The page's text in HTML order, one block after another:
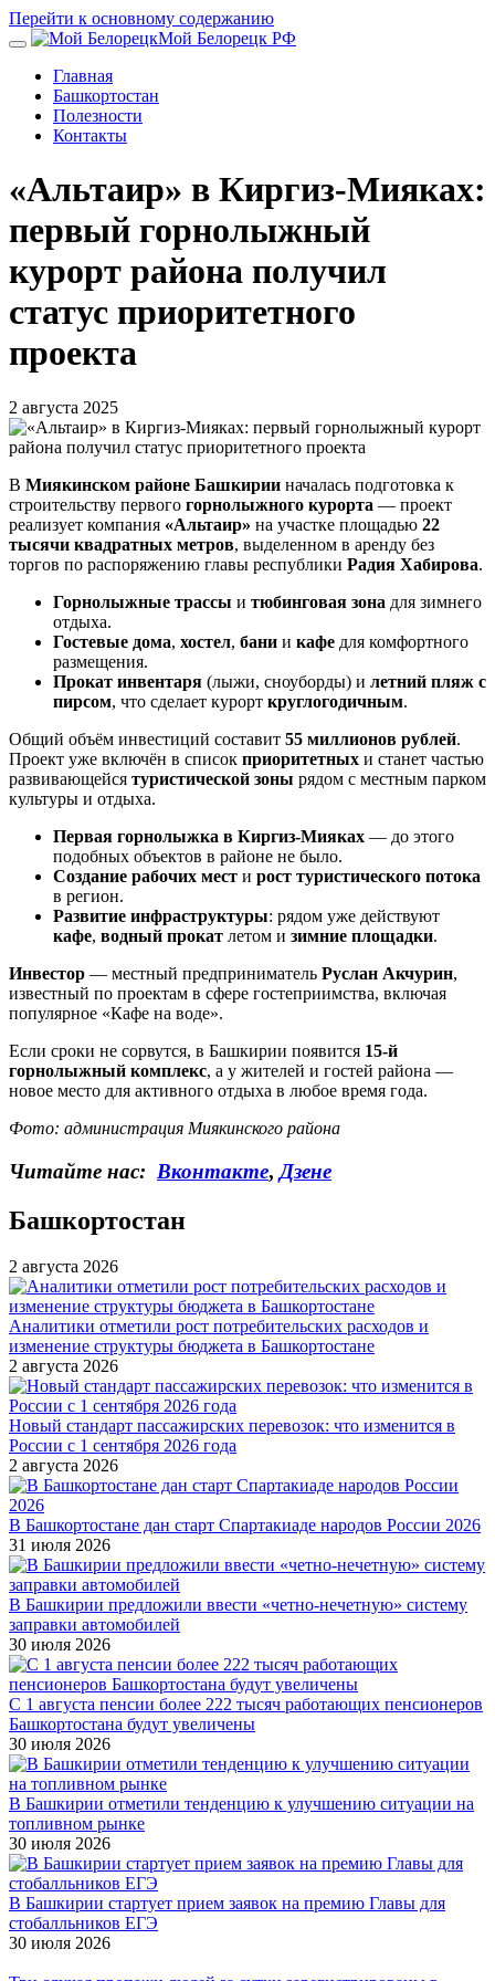
Перейти к основному содержанию
Мой Белорецк РФ
Главная
Башкортостан
Полезности
Контакты
«Альтаир» в Киргиз-Мияках:
первый горнолыжный
курорт района получил
статус приоритетного
проекта
2 августа 2025
В Миякинском районе Башкирии началась подготовка к
строительству первого горнолыжного курорта — проект
реализует компания «Альтаир» на участке площадью 22
тысячи квадратных метров, выделенном в аренду без
торгов по распоряжению главы республики Радия Хабирова.
Горнолыжные трассы и тюбинговая зона для зимнего
отдыха.
Гостевые дома, хостел, бани и кафе для комфортного
размещения.
Прокат инвентаря (лыжи, сноуборды) и летний пляж с
пирсом, что сделает курорт круглогодичным.
Общий объём инвестиций составит 55 миллионов рублей.
Проект уже включён в список приоритетных и станет частью
развивающейся туристической зоны рядом с местным парком
культуры и отдыха.
Первая горнолыжка в Киргиз-Мияках — до этого
подобных объектов в районе не было.
Создание рабочих мест и рост туристического потока
в регион.
Развитие инфраструктуры: рядом уже действуют
кафе, водный прокат летом и зимние площадки.
Инвестор — местный предприниматель Руслан Акчурин,
известный по проектам в сфере гостеприимства, включая
популярное «Кафе на воде».
Если сроки не сорвутся, в Башкирии появится 15-й
горнолыжный комплекс, а у жителей и гостей района —
новое место для активного отдыха в любое время года.
Фото: администрация Миякинского района
Читайте нас: Вконтакте, Дзене
Башкортостан
2 августа 2026
Аналитики отметили рост потребительских расходов и
изменение структуры бюджета в Башкортостане
2 августа 2026
Новый стандарт пассажирских перевозок: что изменится в
России с 1 сентября 2026 года
2 августа 2026
В Башкортостане дан старт Спартакиаде народов России 2026
31 июля 2026
В Башкирии предложили ввести «четно-нечетную» систему
заправки автомобилей
30 июля 2026
С 1 августа пенсии более 222 тысяч работающих пенсионеров
Башкортостана будут увеличены
30 июля 2026
В Башкирии отметили тенденцию к улучшению ситуации на
топливном рынке
30 июля 2026
В Башкирии стартует прием заявок на премию Главы для
стобалльников ЕГЭ
30 июля 2026